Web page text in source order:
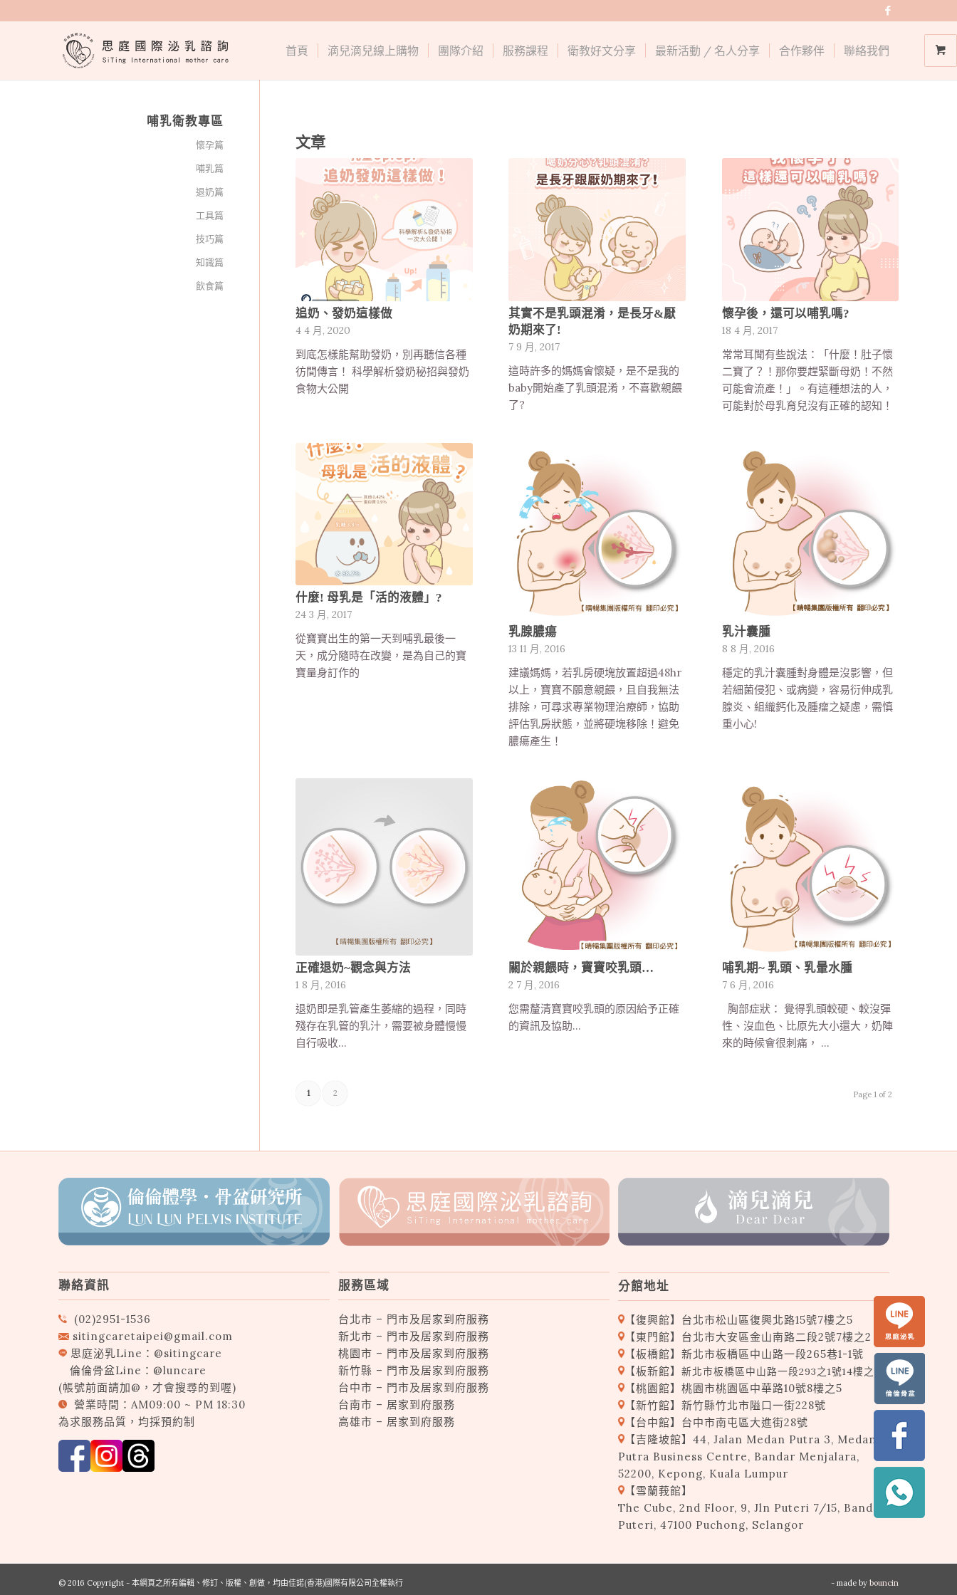
首頁 滴兒滴兒線上購物 團隊介紹 服務課程 衛教好文分享 最新活動 / 名人分享 合作夥伴 聯絡我們
文章
追奶、發奶這樣做
4 4 月, 2020
到底怎樣能幫助發奶，別再聽信各種
彷間傳言！ 科學解析發奶秘招與發奶
食物大公開
其實不是乳頭混淆，是長牙&厭
奶期來了!
7 9 月, 2017
這時許多的媽媽會懷疑，是不是我的
baby開始產了乳頭混淆，不喜歡親餵
了?
懷孕後，還可以哺乳嗎?
18 4 月, 2017
常常耳聞有些說法：「什麼！肚子懷
二寶了？！那你要趕緊斷母奶！不然
可能會流產！」。有這種想法的人，
可能對於母乳育兒沒有正確的認知！
什麼! 母乳是「活的液體」?
24 3 月, 2017
從寶寶出生的第一天到哺乳最後一
天，成分隨時在改變，是為自己的寶
寶量身訂作的
乳腺膿瘍
13 11 月, 2016
建議媽媽，若乳房硬塊放置超過48hr
以上，寶寶不願意親餵，且自我無法
排除，可尋求專業物理治療師，協助
評估乳房狀態，並將硬塊移除！避免
膿瘍產生！
乳汁囊腫
8 8 月, 2016
穩定的乳汁囊腫對身體是沒影響，但
若細菌侵犯、或病變，容易衍伸成乳
腺炎、組織鈣化及腫瘤之疑慮，需慎
重小心!
正確退奶~觀念與方法
1 8 月, 2016
退奶即是乳管產生萎縮的過程，同時
殘存在乳管的乳汁，需要被身體慢慢
自行吸收...
關於親餵時，寶寶咬乳頭…
2 7 月, 2016
您需釐清寶寶咬乳頭的原因給予正確
的資訊及協助...
哺乳期~ 乳頭、乳暈水腫
7 6 月, 2016
胸部症狀： 覺得乳頭較硬、較沒彈
性、沒血色、比原先大小還大，奶陣
來的時候會很刺痛， …
Page 1 of 2
1 2
哺乳衛教專區
懷孕篇
哺乳篇
退奶篇
工具篇
技巧篇
知識篇
飲食篇
聯絡資訊
(02)2951-1536
sitingcaretaipei@gmail.com
思庭泌乳Line： @sitingcare
倫倫骨盆Line： @luncare
(帳號前面請加@，才會搜尋的到喔)
營業時間：AM09:00 ~ PM 18:30
為求服務品質，均採預約制
服務區域
台北市 – 門市及居家到府服務
新北市 – 門市及居家到府服務
桃園市 – 門市及居家到府服務
新竹縣 – 門市及居家到府服務
台中市 – 門市及居家到府服務
台南市 – 居家到府服務
高雄市 – 居家到府服務
分館地址
【復興館】台北市松山區復興北路15號7樓之5
【東門館】台北市大安區金山南路二段2號7樓之2
【板橋館】新北市板橋區中山路一段265巷1-1號
【板新館】 新北市板橋區中山路一段293之1號14樓之1
【桃園館】桃園市桃園區中華路10號8樓之5
【新竹館】新竹縣竹北市隘口一街228號
【台中館】台中市南屯區大進街28號
【吉隆坡館】44, Jalan Medan Putra 3, Medan
Putra Business Centre, Bandar Menjalara,
52200, Kepong, Kuala Lumpur
【雪蘭莪館】
The Cube, 2nd Floor, 9, Jln Puteri 7/15, Bandar
Puteri, 47100 Puchong, Selangor
© 2016 Copyright - 本網頁之所有編輯、修訂、版權、創做，均由佳諾(香港)國際有限公司全權執行 - made by bouncin